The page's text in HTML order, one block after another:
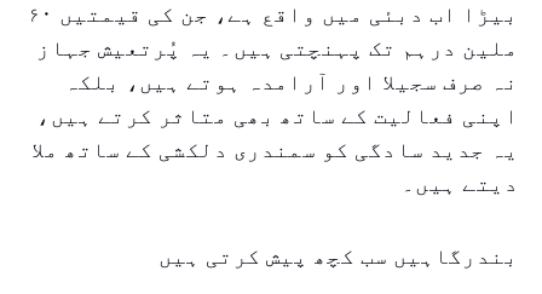
بیڑا اب دبئی میں واقع ہے، جن کی قیمتیں ۶۰
ملین درہم تک پہنچتی ہیں۔ یہ پُرتعیش جہاز
نہ صرف سجیلا اور آرامدہ ہوتے ہیں، بلکہ
اپنی فعالیت کے ساتھ بھی متاثر کرتے ہیں،
یہ جدید سادگی کو سمندری دلکشی کے ساتھ ملا
دیتے ہیں۔
بندرگاہیں سب کچھ پیش کرتی ہیں